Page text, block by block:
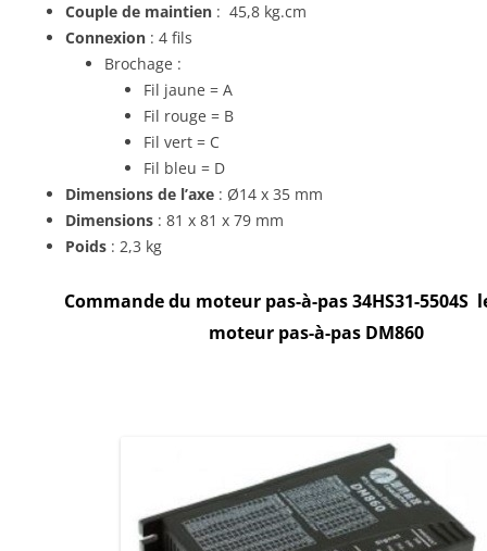
Couple de maintien : 45,8 kg.cm
Connexion : 4 fils
Brochage :
Fil jaune = A
Fil rouge = B
Fil vert = C
Fil bleu = D
Dimensions de l’axe : Ø14 x 35 mm
Dimensions : 81 x 81 x 79 mm
Poids : 2,3 kg
Commande du moteur pas-à-pas 34HS31-5504S
moteur pas-à-pas DM860